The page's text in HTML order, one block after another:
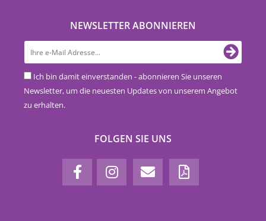
NEWSLETTER ABONNIEREN
Ich bin damit einverstanden - abonnieren Sie unseren
Newsletter, um die neuesten Updates von unserem Angebot
zu erhalten.
FOLGEN SIE UNS